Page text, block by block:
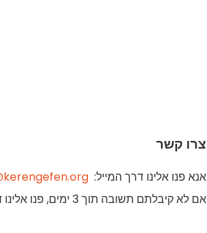
צרו קשר
אנא פנו אלינו דרך המייל:
אם לא קיבלתם תשובה תוך 3 ימים, פנו אלינו דרך ווטסאפ.